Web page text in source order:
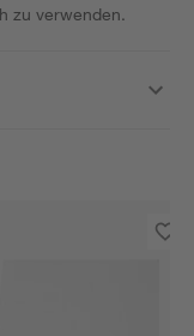
zu verwenden.